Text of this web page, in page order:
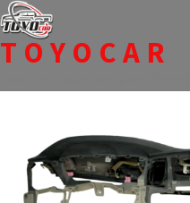
Ir
al
contenido
TOYOCAR
Millare
TOYOTA
4RUNNER